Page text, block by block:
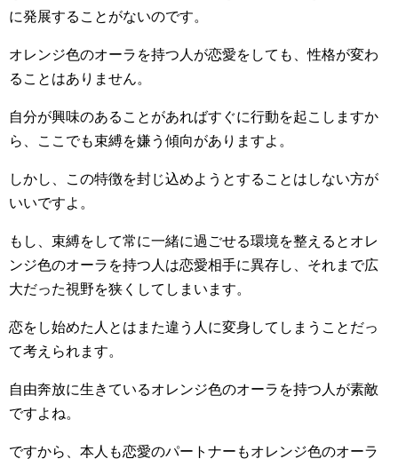
に発展することがないのです。
オレンジ色のオーラを持つ人が恋愛をしても、性格が変わ
ることはありません。
自分が興味のあることがあればすぐに行動を起こしますか
ら、ここでも束縛を嫌う傾向がありますよ。
しかし、この特徴を封じ込めようとすることはしない方が
いいですよ。
もし、束縛をして常に一緒に過ごせる環境を整えるとオレ
ンジ色のオーラを持つ人は恋愛相手に異存し、それまで広
大だった視野を狭くしてしまいます。
恋をし始めた人とはまた違う人に変身してしまうことだっ
て考えられます。
自由奔放に生きているオレンジ色のオーラを持つ人が素敵
ですよね。
ですから、本人も恋愛のパートナーもオレンジ色のオーラ